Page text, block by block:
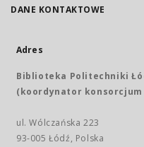
DANE KONTAKTOWE
Adres
Biblioteka Politechniki
(koordynator konsorcjum
ul. Wólczańska 223
93-005 Łódź, Polska